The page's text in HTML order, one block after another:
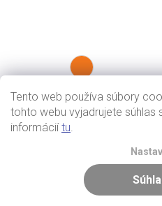
Tento web používa súbory
tohto webu vyjadrujete súhlas
informáciítu.